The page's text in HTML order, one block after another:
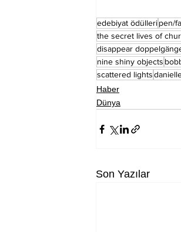
edebiyat ödülleripen/
the secret lives of
disappear
nine shiny objects
scattered lights
Haber
Dünya
Son Yazılar